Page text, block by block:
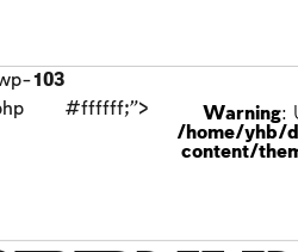
103
#ffffff;">
Warning:
/home/yhb/
content/